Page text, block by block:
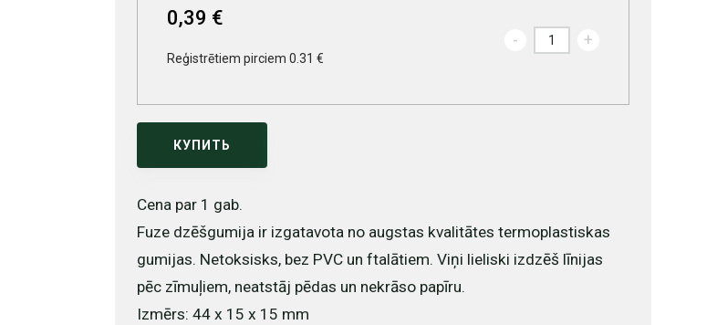
0,39 €
Reģistrētiem pirciem 0.31 €
- +
КУПИТЬ
Cena par 1 gab.
Fuze dzēšgumija ir izgatavota no augstas kvalitātes termoplastiskas
gumijas. Netoksisks, bez PVC un ftalātiem. Viņi lieliski izdzēš līnijas
pēc zīmuļiem, neatstāj pēdas un nekrāso papīru.
Izmērs: 44 x 15 x 15 mm